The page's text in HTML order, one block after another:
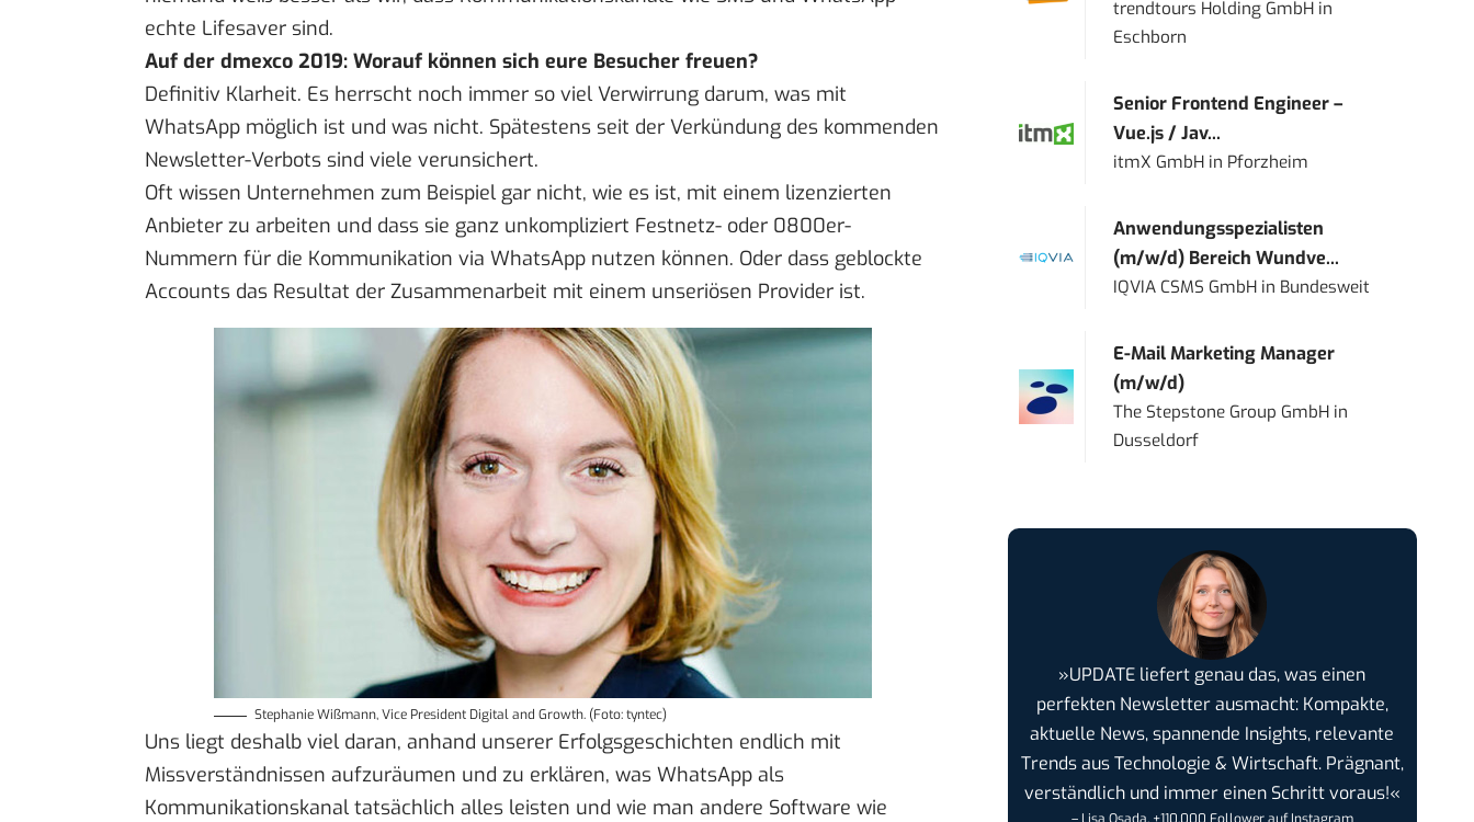
echte Lifesaver sind.
Auf der dmexco 2019: Worauf können sich eure Besucher freuen?
Definitiv Klarheit. Es herrscht noch immer so viel Verwirrung darum, was mit
WhatsApp möglich ist und was nicht. Spätestens seit der Verkündung des kommenden
Newsletter-Verbots sind viele verunsichert.
Oft wissen Unternehmen zum Beispiel gar nicht, wie es ist, mit einem lizenzierten
Anbieter zu arbeiten und dass sie ganz unkompliziert Festnetz- oder 0800er-
Nummern für die Kommunikation via WhatsApp nutzen können. Oder dass geblockte
Accounts das Resultat der Zusammenarbeit mit einem unseriösen Provider ist.
Stephanie Wißmann, Vice President Digital and Growth. (Foto: tyntec)
Uns liegt deshalb viel daran, anhand unserer Erfolgsgeschichten endlich mit
Missverständnissen aufzuräumen und zu erklären, was WhatsApp als
Kommunikationskanal tatsächlich alles leisten und wie man andere Software wie
trendtours Holding GmbH in
Eschborn
Senior Frontend Engineer –
Vue.js / Jav...
itmX GmbH in Pforzheim
Anwendungsspezialisten
(m/w/d) Bereich Wundve...
IQVIA CSMS GmbH in Bundesweit
E-Mail Marketing Manager
(m/w/d)
The Stepstone Group GmbH in
Dusseldorf
»UPDATE liefert genau das, was einen
perfekten Newsletter ausmacht: Kompakte,
aktuelle News, spannende Insights, relevante
Trends aus Technologie & Wirtschaft. Prägnant,
verständlich und immer einen Schritt voraus!«